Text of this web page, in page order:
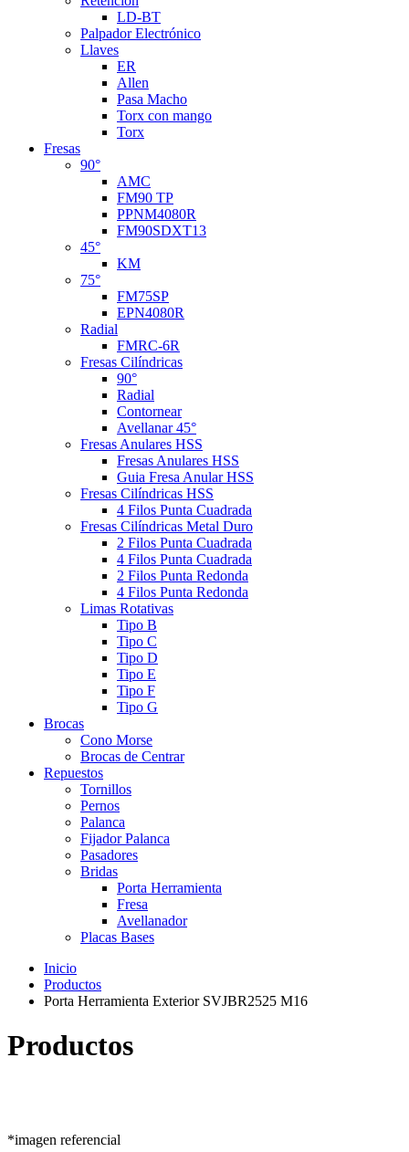
LD-BT
Palpador Electrónico
Llaves
ER
Allen
Pasa Macho
Torx con mango
Torx
Fresas
90°
AMC
FM90 TP
PPNM4080R
FM90SDXT13
45°
KM
75°
FM75SP
EPN4080R
Radial
FMRC-6R
Fresas Cilíndricas
90°
Radial
Contornear
Avellanar 45°
Fresas Anulares HSS
Fresas Anulares HSS
Guia Fresa Anular HSS
Fresas Cilíndricas HSS
4 Filos Punta Cuadrada
Fresas Cilíndricas Metal Duro
2 Filos Punta Cuadrada
4 Filos Punta Cuadrada
2 Filos Punta Redonda
4 Filos Punta Redonda
Limas Rotativas
Tipo B
Tipo C
Tipo D
Tipo E
Tipo F
Tipo G
Brocas
Cono Morse
Brocas de Centrar
Repuestos
Tornillos
Pernos
Palanca
Fijador Palanca
Pasadores
Bridas
Porta Herramienta
Fresa
Avellanador
Placas Bases
Inicio
Productos
Porta Herramienta Exterior SVJBR2525 M16
Productos
*imagen referencial